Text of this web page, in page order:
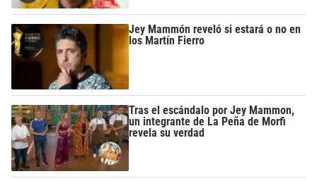
Jey Mammón reveló si estará o no en
los Martín Fierro
Tras el escándalo por Jey Mammon,
un integrante de La Peña de Morfi
revela su verdad